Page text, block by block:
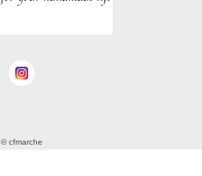
© cfmarche